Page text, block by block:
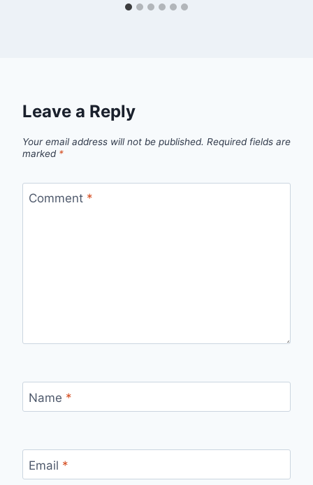
Leave a Reply
Your email address will not be published. Required fields are
marked *
Comment *
Name *
Email *